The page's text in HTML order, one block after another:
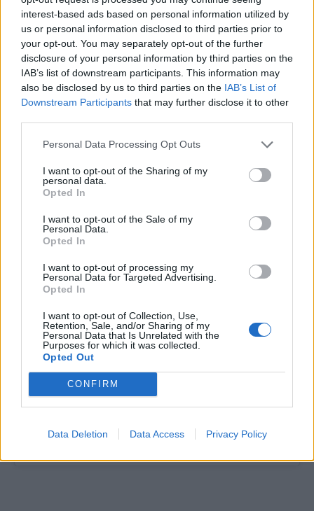
interest-based ads based on personal information utilized by
us or personal information disclosed to third parties prior to
your opt-out. You may separately opt-out of the further
disclosure of your personal information by third parties on the
IAB’s list of downstream participants. This information may
also be disclosed by us to third parties on the IAB’s List of
Downstream Participants that may further disclose it to other
Personal Data Processing Opt Outs
I want to opt-out of the Sharing of my
personal data.
Opted In
I want to opt-out of the Sale of my
Personal Data.
Opted In
I want to opt-out of processing my
Personal Data for Targeted Advertising.
Opted In
I want to opt-out of Collection, Use,
Retention, Sale, and/or Sharing of my
Personal Data that Is Unrelated with the
Purposes for which it was collected.
Opted Out
CONFIRM
Data Deletion Data Access
Privacy Policy